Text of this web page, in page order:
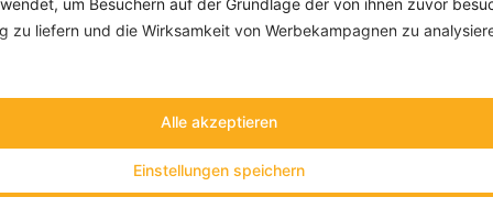
um Besuchern auf der Grundlage der von ihnen zuvor
zu liefern und die Wirksamkeit von Werbekampagnen zu
Einstellungen speichern
Alle akzeptieren
‹ ›
Kalorien:452 kcal